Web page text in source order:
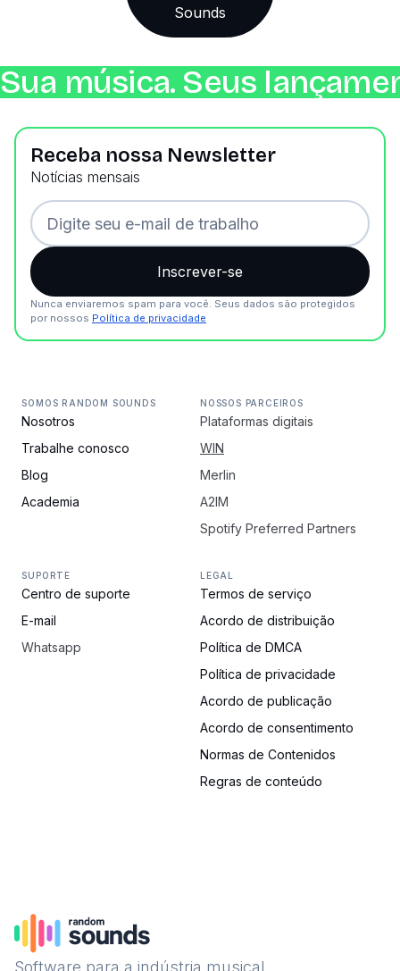
Sounds
Sua música. Seus
Receba nossa Newsletter
Notícias mensais
Nunca enviaremos spam para você. Seus dados são protegidos
por nossos Política de privacidade
SOMOS RANDOM SOUNDS
Nosotros
Trabalhe conosco
Blog
Academia
NOSSOS PARCEIROS
Plataformas digitais
WIN
Merlin
A2IM
Spotify Preferred Partners
SUPORTE
Centro de suporte
E-mail
Whatsapp
LEGAL
Termos de serviço
Acordo de distribuição
Política de DMCA
Política de privacidade
Acordo de publicação
Acordo de consentimento
Normas de Contenidos
Regras de conteúdo
Software para a indústria musical